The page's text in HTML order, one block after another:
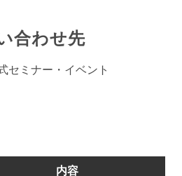
合わせ先
セミナー・イベント
内容